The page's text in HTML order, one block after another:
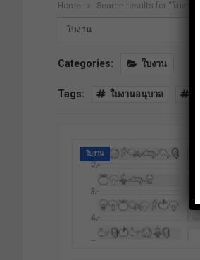
Home Search results for “ใบงาน”
Categories: ใบงาน
Tags: ใบงานอนุบาล
ใบงาน